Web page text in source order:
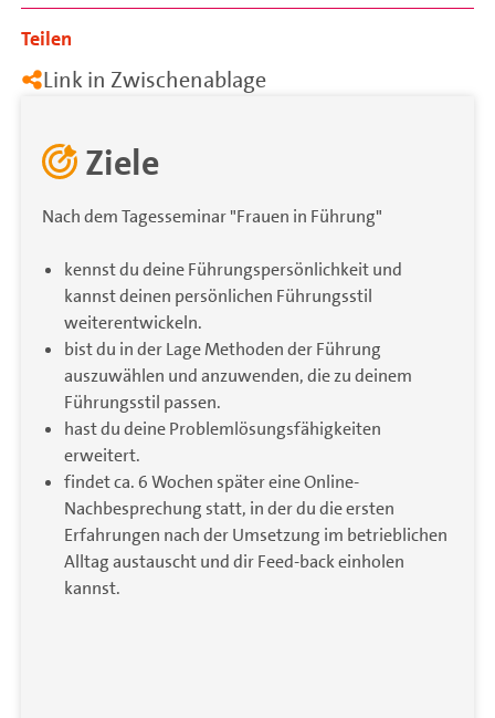
Teilen
Link in Zwischenablage
Ziele
Nach dem Tagesseminar "Frauen in Führung"
kennst du deine Führungspersönlichkeit und
kannst deinen persönlichen Führungsstil
weiterentwickeln.
bist du in der Lage Methoden der Führung
auszuwählen und anzuwenden, die zu deinem
Führungsstil passen.
hast du deine Problemlösungsfähigkeiten
erweitert.
findet ca. 6 Wochen später eine Online-
Nachbesprechung statt, in der du die ersten
Erfahrungen nach der Umsetzung im betrieblichen
Alltag austauscht und dir Feed-back einholen
kannst.